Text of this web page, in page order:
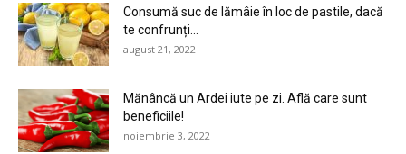
Consumă suc de lămâie în loc de pastile, dacă
te confrunți...
august 21, 2022
Mănâncă un Ardei iute pe zi. Află care sunt
beneficiile!
noiembrie 3, 2022